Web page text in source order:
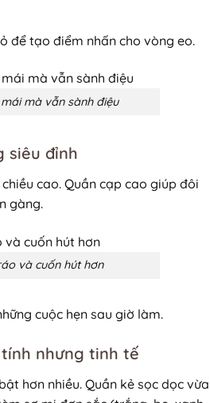
để tạo điểm nhấn cho vòng eo.
mà vẫn sành điệu
siêu đỉnh
cao. Quần cạp cao giúp đôi
gàng.
và cuốn hút hơn
cuộc hẹn sau giờ làm.
tính nhưng tinh tế
hơn nhiều. Quần kẻ sọc dọc vừa